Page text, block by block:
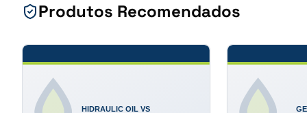
Produtos Recomendados